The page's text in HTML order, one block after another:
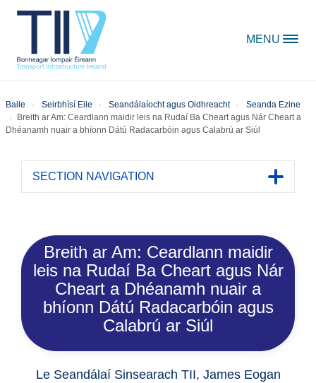
MENU
Baile Seirbhísí Eile Seandálaíocht agus Oidhreacht
Seanda Ezine
Breith ar Am: Ceardlann maidir leis na Rudaí Ba Cheart agus Nár Cheart a
Dhéanamh nuair a bhíonn Dátú Radacarbóin agus Calabrú ar Siúl
Toggle
SECTION NAVIGATION
Breith ar Am: Ceardlann maidir
leis na Rudaí Ba Cheart agus Nár
Cheart a Dhéanamh nuair a
bhíonn Dátú Radacarbóin agus
Calabrú ar Siúl
Le Seandálaí Sinsearach TII, James Eogan